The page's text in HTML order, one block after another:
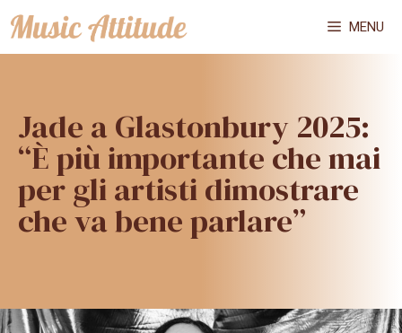
Vai
al
MENU
Jade a Glastonbury 2025:
“È più importante che mai
per gli artisti dimostrare
che va bene parlare”